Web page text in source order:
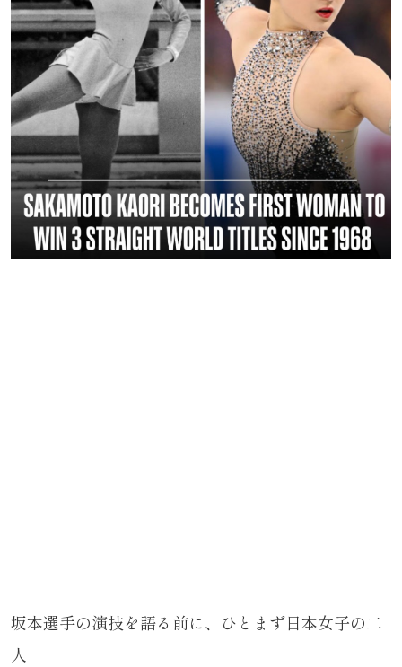
坂本選手の演技を語る前に、ひとまず日本女子の二
人